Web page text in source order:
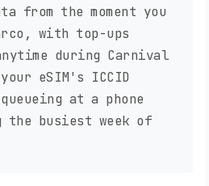
from the moment you
with top-ups
during Carnival
eSIM's ICCID
at a phone
the busiest week of